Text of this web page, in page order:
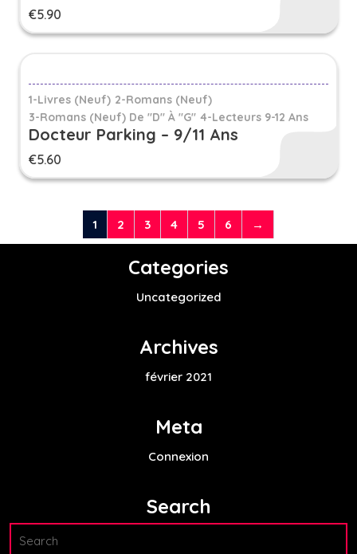
€5.90
1-Livres (Neuf) 2-Romans (Neuf)
3-Romans (neuf) De "D" À "G" 4-Lecteurs 9-12 Ans
Docteur Parking – 9/11 Ans
€5.60
1 2 3 4 5 6 →
Categories
Uncategorized
Archives
février 2021
Meta
Connexion
Search